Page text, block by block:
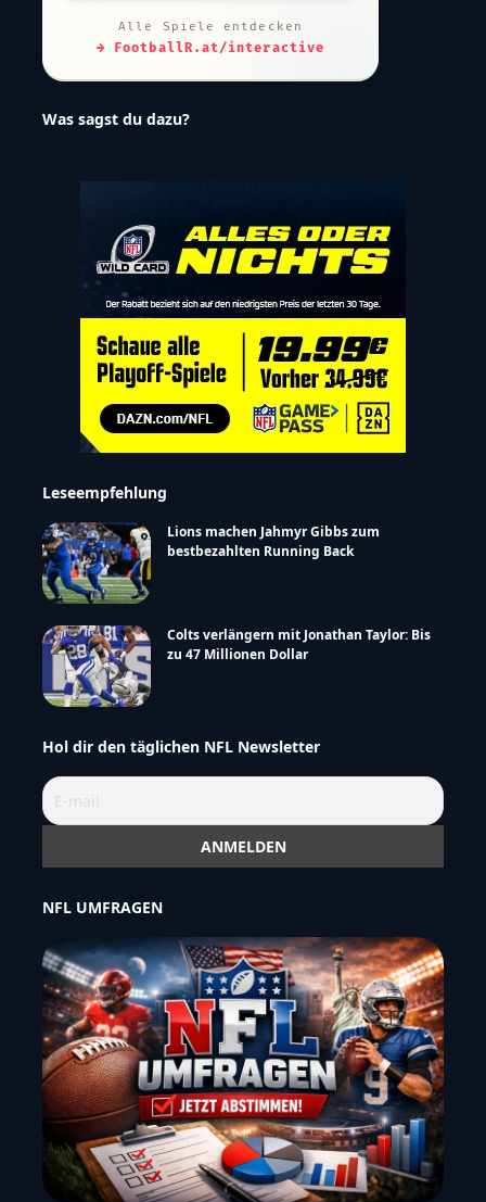
Alle Spiele entdecken
→ FootballR.at/interactive
Was sagst du dazu?
Leseempfehlung
Lions machen Jahmyr Gibbs zum
bestbezahlten Running Back
Colts verlängern mit Jonathan Taylor: Bis
zu 47 Millionen Dollar
Hol dir den täglichen NFL Newsletter
NFL UMFRAGEN